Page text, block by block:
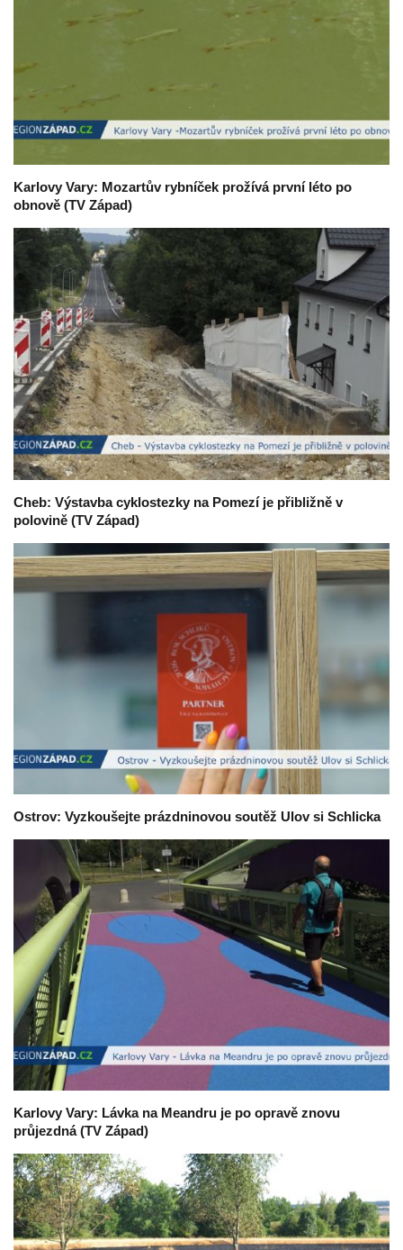
Karlovy Vary: Mozartův rybníček prožívá první léto po
obnově (TV Západ)
Cheb: Výstavba cyklostezky na Pomezí je přibližně v
polovině (TV Západ)
Ostrov: Vyzkoušejte prázdninovou soutěž Ulov si Schlicka
Karlovy Vary: Lávka na Meandru je po opravě znovu
průjezdná (TV Západ)